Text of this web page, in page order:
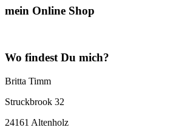
mein Online Shop
Wo findest Du mich?
Britta Timm
Struckbrook 32
24161 Altenholz